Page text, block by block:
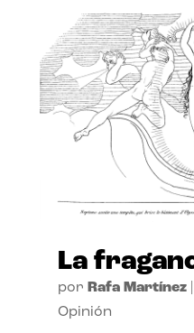
La
por Rafa Martínez|
Opinión